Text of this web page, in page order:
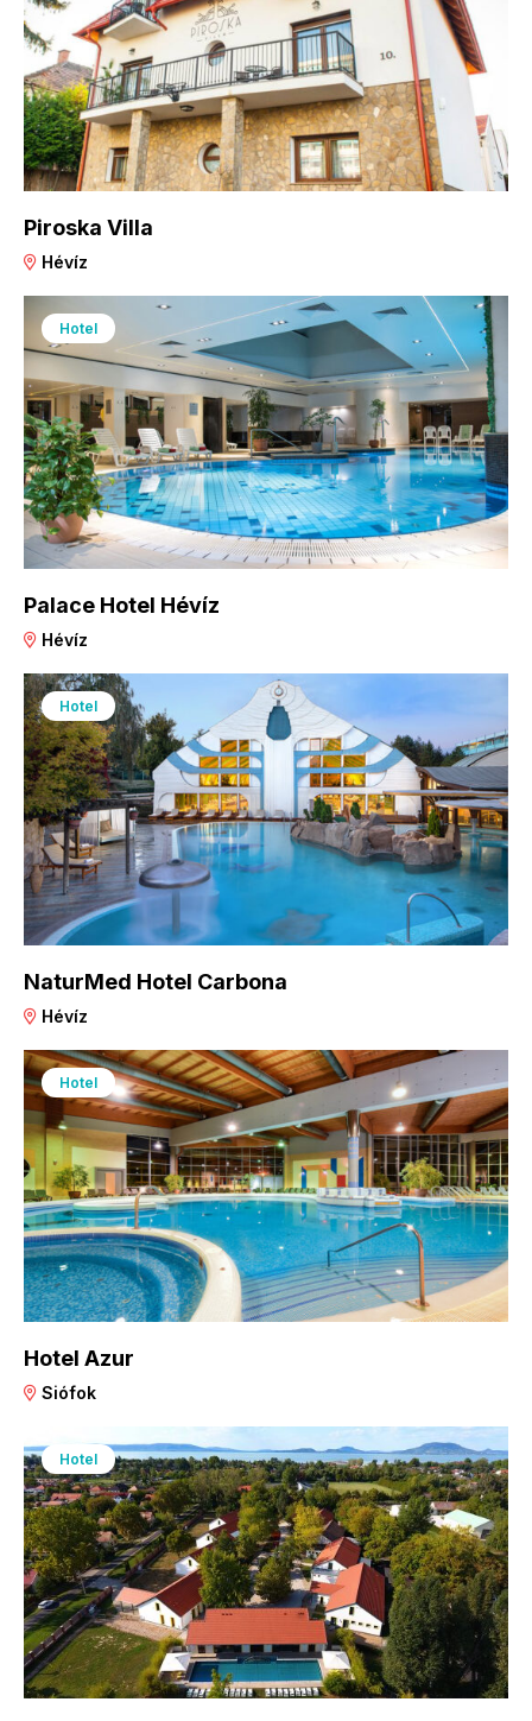
Piroska Villa
Hévíz
Hotel
Palace Hotel Hévíz
Hévíz
Hotel
NaturMed Hotel Carbona
Hévíz
Hotel
Hotel Azur
Siófok
Hotel